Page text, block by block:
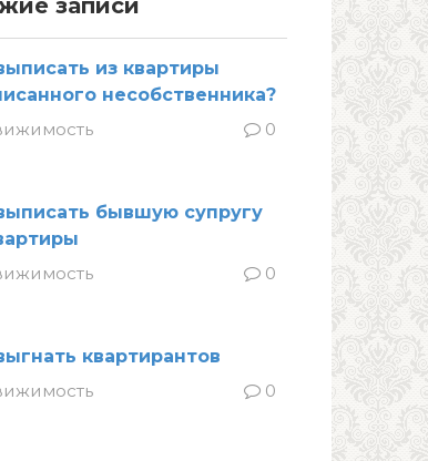
из квартиры
несобственника?
0
бывшую супругу
0
квартирантов
0